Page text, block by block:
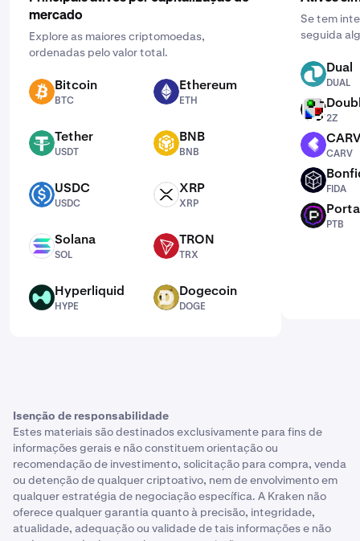
mercado
Explore as maiores criptomoedas,
ordenadas pelo valor total.
BTC Bitcoin
BTC
ETH Ethereum
ETH
USDT Tether
USDT
BNB BNB
BNB
USDC USDC
USDC
XRP XRP
XRP
SOL Solana
SOL
TRX TRON
TRX
HYPE Hyperliquid
HYPE
DOGE Dogecoin
DOGE
Se tem
seguida
DUAL Dual
DUAL
2Z
2Z
CARV CARV
CARV
FIDA
FIDA
PTB
PTB
Isenção de responsabilidade
Estes materiais são destinados exclusivamente para fins de
informações gerais e não constituem orientação ou
recomendação de investimento, solicitação para compra, venda
ou detenção de qualquer criptoativo, nem de envolvimento em
qualquer estratégia de negociação específica. A Kraken não
oferece qualquer garantia quanto à precisão, integridade,
atualidade, adequação ou validade de tais informações e não